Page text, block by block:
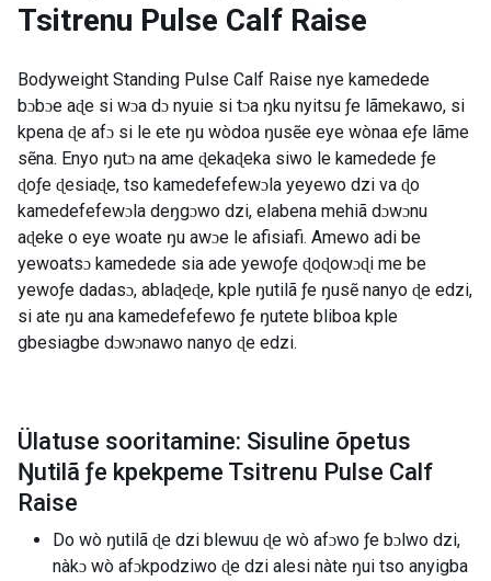
Tsitrenu Pulse Calf Raise
Bodyweight Standing Pulse Calf Raise nye kamedede
bɔbɔe aɖe si wɔa dɔ nyuie si tɔa ŋku nyitsu ƒe lãmekawo, si
kpena ɖe afɔ si le ete ŋu wòdoa ŋusẽe eye wònaa eƒe lãme
sẽna. Enyo ŋutɔ na ame ɖekaɖeka siwo le kamedede ƒe
ɖoƒe ɖesiaɖe, tso kamedefefewɔla yeyewo dzi va ɖo
kamedefefewɔla deŋgɔwo dzi, elabena mehiã dɔwɔnu
aɖeke o eye woate ŋu awɔe le afisiafi. Amewo adi be
yewoatsɔ kamedede sia ade yewoƒe ɖoɖowɔɖi me be
yewoƒe dadasɔ, ablaɖeɖe, kple ŋutilã ƒe ŋusẽ nanyo ɖe edzi,
si ate ŋu ana kamedefefewo ƒe ŋutete bliboa kple
gbesiagbe dɔwɔnawo nanyo ɖe edzi.
Ülatuse sooritamine: Sisuline õpetus
Ŋutilã ƒe kpekpeme Tsitrenu Pulse Calf
Raise
Do wò ŋutilã ɖe dzi blewuu ɖe wò afɔwo ƒe bɔlwo dzi,
nàkɔ wò afɔkpodziwo ɖe dzi alesi nàte ŋui tso anyigba